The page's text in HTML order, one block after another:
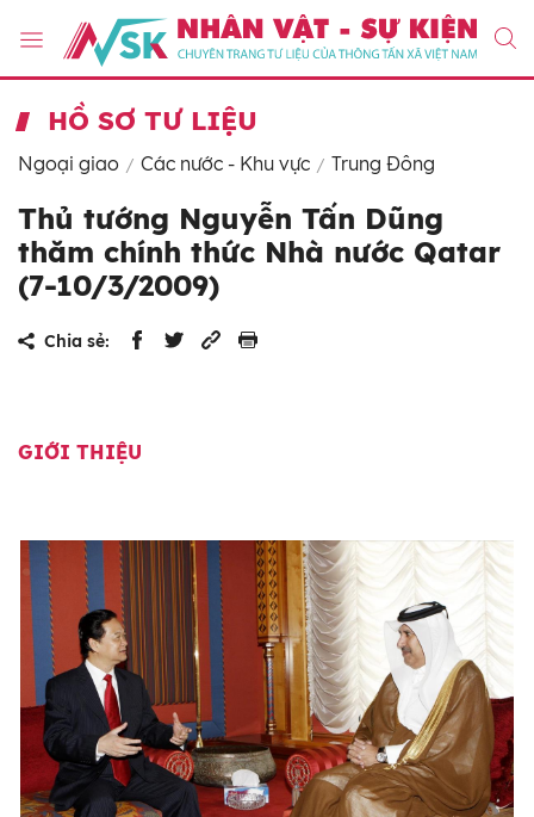
HỒ SƠ TƯ LIỆU
Ngoại giao Các nước - Khu vực Trung Đông
Thủ tướng Nguyễn Tấn Dũng
thăm chính thức Nhà nước Qatar
(7-10/3/2009)
Chia sẻ:
GIỚI THIỆU